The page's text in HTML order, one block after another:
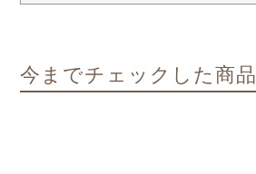
今までチェックした商品